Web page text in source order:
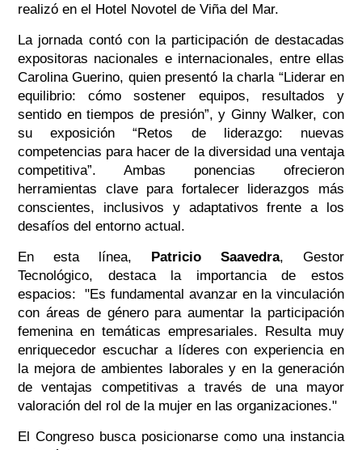
realizó en el Hotel Novotel de Viña del Mar.
La jornada contó con la participación de destacadas
expositoras nacionales e internacionales, entre ellas
Carolina Guerino, quien presentó la charla “Liderar en
equilibrio: cómo sostener equipos, resultados y
sentido en tiempos de presión”, y Ginny Walker, con
su exposición “Retos de liderazgo: nuevas
competencias para hacer de la diversidad una ventaja
competitiva”. Ambas ponencias ofrecieron
herramientas clave para fortalecer liderazgos más
conscientes, inclusivos y adaptativos frente a los
desafíos del entorno actual.
En esta línea,
Patricio Saavedra, Gestor
Tecnológico, destaca la importancia de estos
espacios:"Es fundamental avanzar en la vinculación
con áreas de género para aumentar la participación
femenina en temáticas empresariales. Resulta muy
enriquecedor escuchar a líderes con experiencia en
la mejora de ambientes laborales y en la generación
de ventajas competitivas a través de una mayor
valoración del rol de la mujer en las organizaciones."
El Congreso busca posicionarse como una instancia